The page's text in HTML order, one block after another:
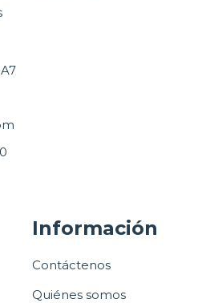
Información
Contáctenos
Quiénes somos